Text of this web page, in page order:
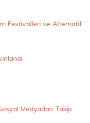
Festivalleri ve Alternatif
Medyadan Takip